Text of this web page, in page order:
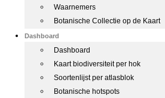
Waarnemers
Botanische Collectie op de Kaart
Dashboard
Dashboard
Kaart biodiversiteit per hok
Soortenlijst per atlasblok
Botanische hotspots